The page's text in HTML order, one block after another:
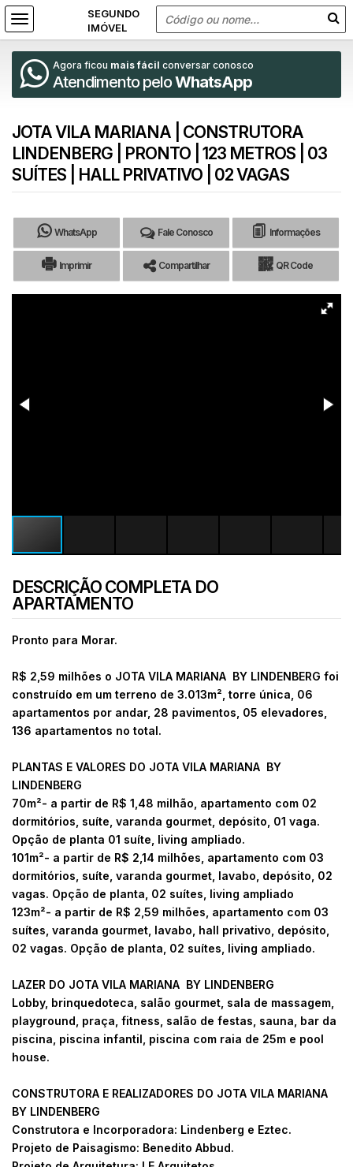
Agora ficou mais fácil conversar conosco
Atendimento peloWhatsApp
JOTA VILA MARIANA | CONSTRUTORA
LINDENBERG | PRONTO | 123 METROS | 03
SUÍTES | HALL PRIVATIVO | 02 VAGAS
WhatsApp Fale Conosco Informações
Imprimir Compartilhar QR Code
DESCRIÇÃO COMPLETA DO
APARTAMENTO
Pronto para Morar.
R$ 2,59 milhões o JOTA VILA MARIANA BY LINDENBERG foi
construído em um terreno de 3.013m², torre única, 06
apartamentos por andar, 28 pavimentos, 05 elevadores,
136 apartamentos no total.
PLANTAS E VALORES DO JOTA VILA MARIANA BY
LINDENBERG
70m²- a partir de R$ 1,48 milhão, apartamento com 02
dormitórios, suíte, varanda gourmet, depósito, 01 vaga.
Opção de planta 01 suíte, living ampliado.
101m²- a partir de R$ 2,14 milhões, apartamento com 03
dormitórios, suíte, varanda gourmet, lavabo, depósito, 02
vagas. Opção de planta, 02 suítes, living ampliado
123m²- a partir de R$ 2,59 milhões, apartamento com 03
suítes, varanda gourmet, lavabo, hall privativo, depósito,
02 vagas. Opção de planta, 02 suítes, living ampliado.
LAZER DO JOTA VILA MARIANA BY LINDENBERG
Lobby, brinquedoteca, salão gourmet, sala de massagem,
playground, praça, fitness, salão de festas, sauna, bar da
piscina, piscina infantil, piscina com raia de 25m e pool
house.
CONSTRUTORA E REALIZADORES DO JOTA VILA MARIANA
BY LINDENBERG
Construtora e Incorporadora: Lindenberg e Eztec.
Projeto de Paisagismo: Benedito Abbud.